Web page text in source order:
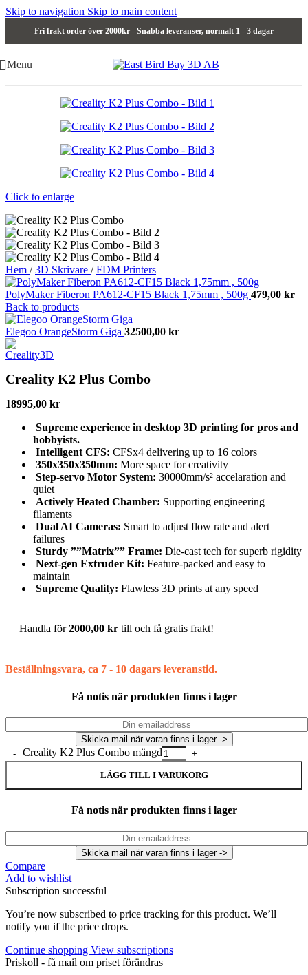
Skip to navigation Skip to main content
- Fri frakt order över 2000kr - Snabba leveranser, normalt 1 - 3 dagar -
Menu
Click to enlarge
Hem / 3D Skrivare / FDM Printers
PolyMaker Fiberon PA612-CF15 Black 1,75mm , 500g 479,00 kr
Back to products
Elegoo OrangeStorm Giga 32500,00 kr
Creality K2 Plus Combo
18995,00 kr
Supreme experience in desktop 3D printing for pros and
hobbyists.
Intelligent CFS: CFSx4 delivering up to 16 colors
350x350x350mm: More space for creativity
Step-servo Motor System: 30000mm/s² accelaration and
quiet
Actively Heated Chamber: Supporting engineering
filaments
Dual AI Cameras: Smart to adjust flow rate and alert
failures
Sturdy ””Matrix”” Frame: Die-cast tech for superb rigidity
Next-gen Extruder Kit: Feature-packed and easy to
maintain
Supreme Quality: Flawless 3D prints at any speed
Handla för2000,00 kr till och få gratis frakt!
Beställningsvara, ca 7 - 10 dagars leveranstid.
Få notis när produkten finns i lager
Creality K2 Plus Combo mängd
LÄGG TILL I VARUKORG
Få notis när produkten finns i lager
Compare
Add to wishlist
Subscription successful
You’re now subscribed to price tracking for this product. We’ll
notify you if the price drops.
Continue shopping View subscriptions
Priskoll - få mail om priset förändras